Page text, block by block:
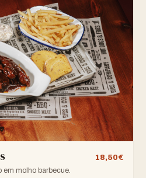
18,50€
molho barbecue.